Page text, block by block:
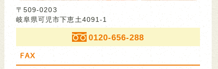
〒509-0203
岐阜県可児市下恵土4091-1
0120-656-288
FAX